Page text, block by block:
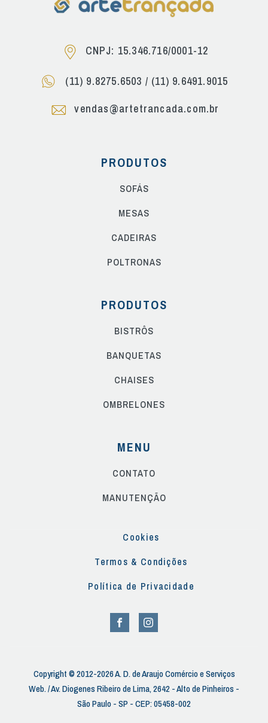
CNPJ: 15.346.716/0001-12
(11) 9.8275.6503 / (11) 9.6491.9015
vendas@artetrancada.com.br
PRODUTOS
SOFÁS
MESAS
CADEIRAS
POLTRONAS
PRODUTOS
BISTRÔS
BANQUETAS
CHAISES
OMBRELONES
MENU
CONTATO
MANUTENÇÃO
Cookies
Termos & Condições
Política de Privacidade
Copyright © 2012-2026 A. D. de Araujo Comércio e Serviços
Web. / Av. Diogenes Ribeiro de Lima, 2642 - Alto de Pinheiros -
São Paulo - SP - CEP: 05458-002